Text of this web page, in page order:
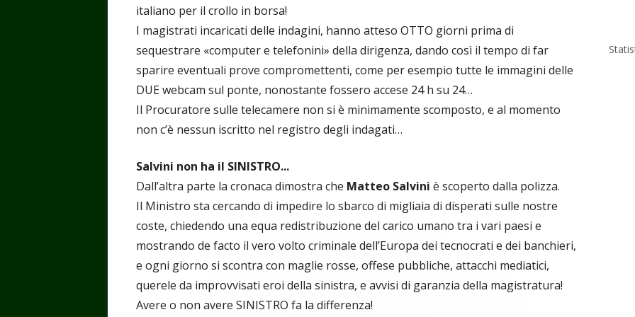
italiano per il crollo in borsa!
I magistrati incaricati delle indagini, hanno atteso OTTO giorni prima di
sequestrare «computer e telefonini» della dirigenza, dando così il tempo di far
sparire eventuali prove compromettenti, come per esempio tutte le immagini delle
DUE webcam sul ponte, nonostante fossero accese 24 h su 24…
Il Procuratore sulle telecamere non si è minimamente scomposto, e al momento
non c’è nessun iscritto nel registro degli indagati…
Salvini non ha il SINISTRO...
Dall’altra parte la cronaca dimostra che Matteo Salvini è scoperto dalla polizza.
Il Ministro sta cercando di impedire lo sbarco di migliaia di disperati sulle nostre
coste, chiedendo una equa redistribuzione del carico umano tra i vari paesi e
mostrando de facto il vero volto criminale dell’Europa dei tecnocrati e dei banchieri,
e ogni giorno si scontra con maglie rosse, offese pubbliche, attacchi mediatici,
querele da improvvisati eroi della sinistra, e avvisi di garanzia della magistratura!
Avere o non avere SINISTRO fa la differenza!